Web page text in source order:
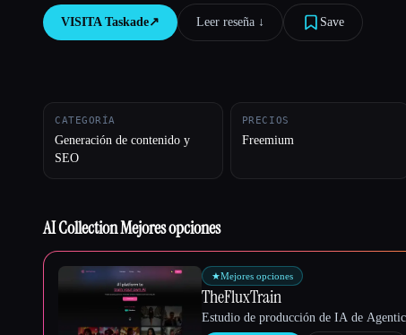
VISITA Taskade↗︎ Leer reseña ↓︎ Save
CATEGORÍA
Generación de contenido y
SEO
PRECIOS
Freemium
AI Collection Mejores opciones
★Mejores opciones
TheFluxTrain
Estudio de producción de IA de